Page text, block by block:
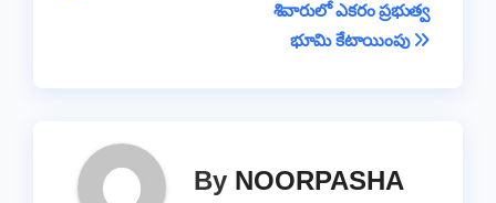
శివారులో ఎకరం ప్రభుత్వ
భూమి కేటాయింపు
By NOORPASHA